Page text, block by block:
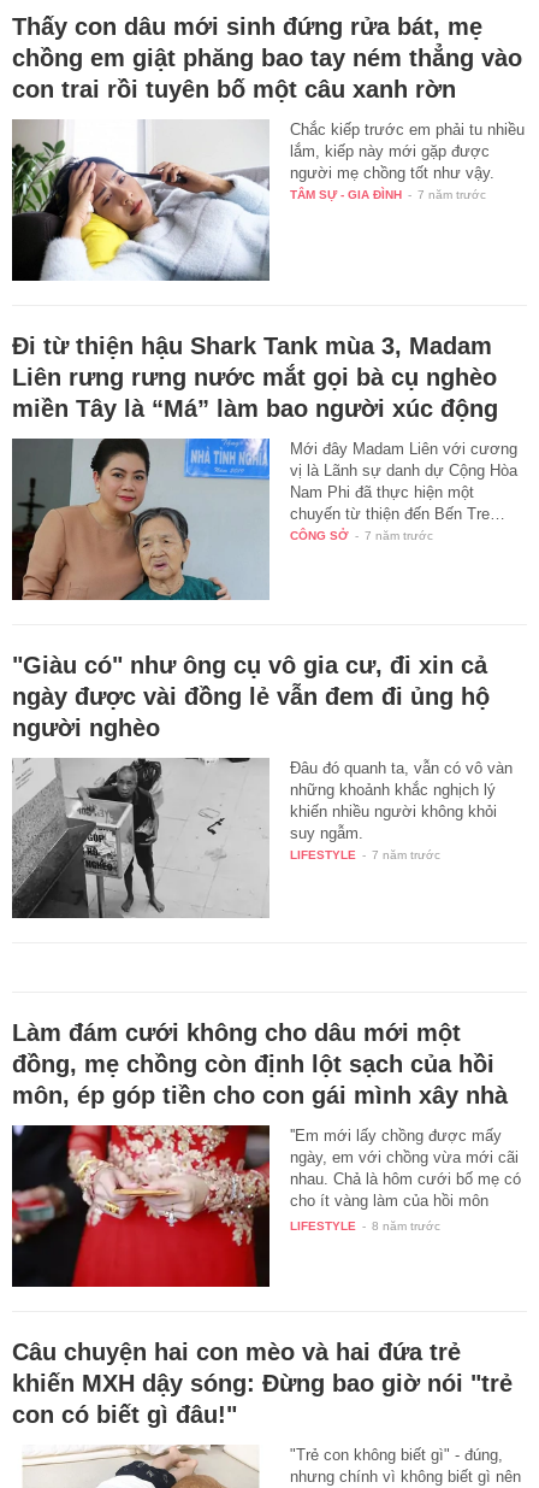
Thấy con dâu mới sinh đứng rửa bát, mẹ
chồng em giật phăng bao tay ném thẳng vào
con trai rồi tuyên bố một câu xanh rờn
Chắc kiếp trước em phải tu nhiều
lắm, kiếp này mới gặp được
người mẹ chồng tốt như vậy.
TÂM SỰ - GIA ĐÌNH - 7 năm trước
Đi từ thiện hậu Shark Tank mùa 3, Madam
Liên rưng rưng nước mắt gọi bà cụ nghèo
miền Tây là “Má” làm bao người xúc động
Mới đây Madam Liên với cương
vị là Lãnh sự danh dự Cộng Hòa
Nam Phi đã thực hiện một
chuyến từ thiện đến Bến Tre…
CÔNG SỞ - 7 năm trước
"Giàu có" như ông cụ vô gia cư, đi xin cả
ngày được vài đồng lẻ vẫn đem đi ủng hộ
người nghèo
Đâu đó quanh ta, vẫn có vô vàn
những khoảnh khắc nghịch lý
khiến nhiều người không khỏi
suy ngẫm.
LIFESTYLE - 7 năm trước
Làm đám cưới không cho dâu mới một
đồng, mẹ chồng còn định lột sạch của hồi
môn, ép góp tiền cho con gái mình xây nhà
''Em mới lấy chồng được mấy
ngày, em với chồng vừa mới cãi
nhau. Chả là hôm cưới bố mẹ có
cho ít vàng làm của hồi môn
còn…
LIFESTYLE - 8 năm trước
Câu chuyện hai con mèo và hai đứa trẻ
khiến MXH dậy sóng: Đừng bao giờ nói "trẻ
con có biết gì đâu!"
"Trẻ con không biết gì" - đúng,
nhưng chính vì không biết gì nên